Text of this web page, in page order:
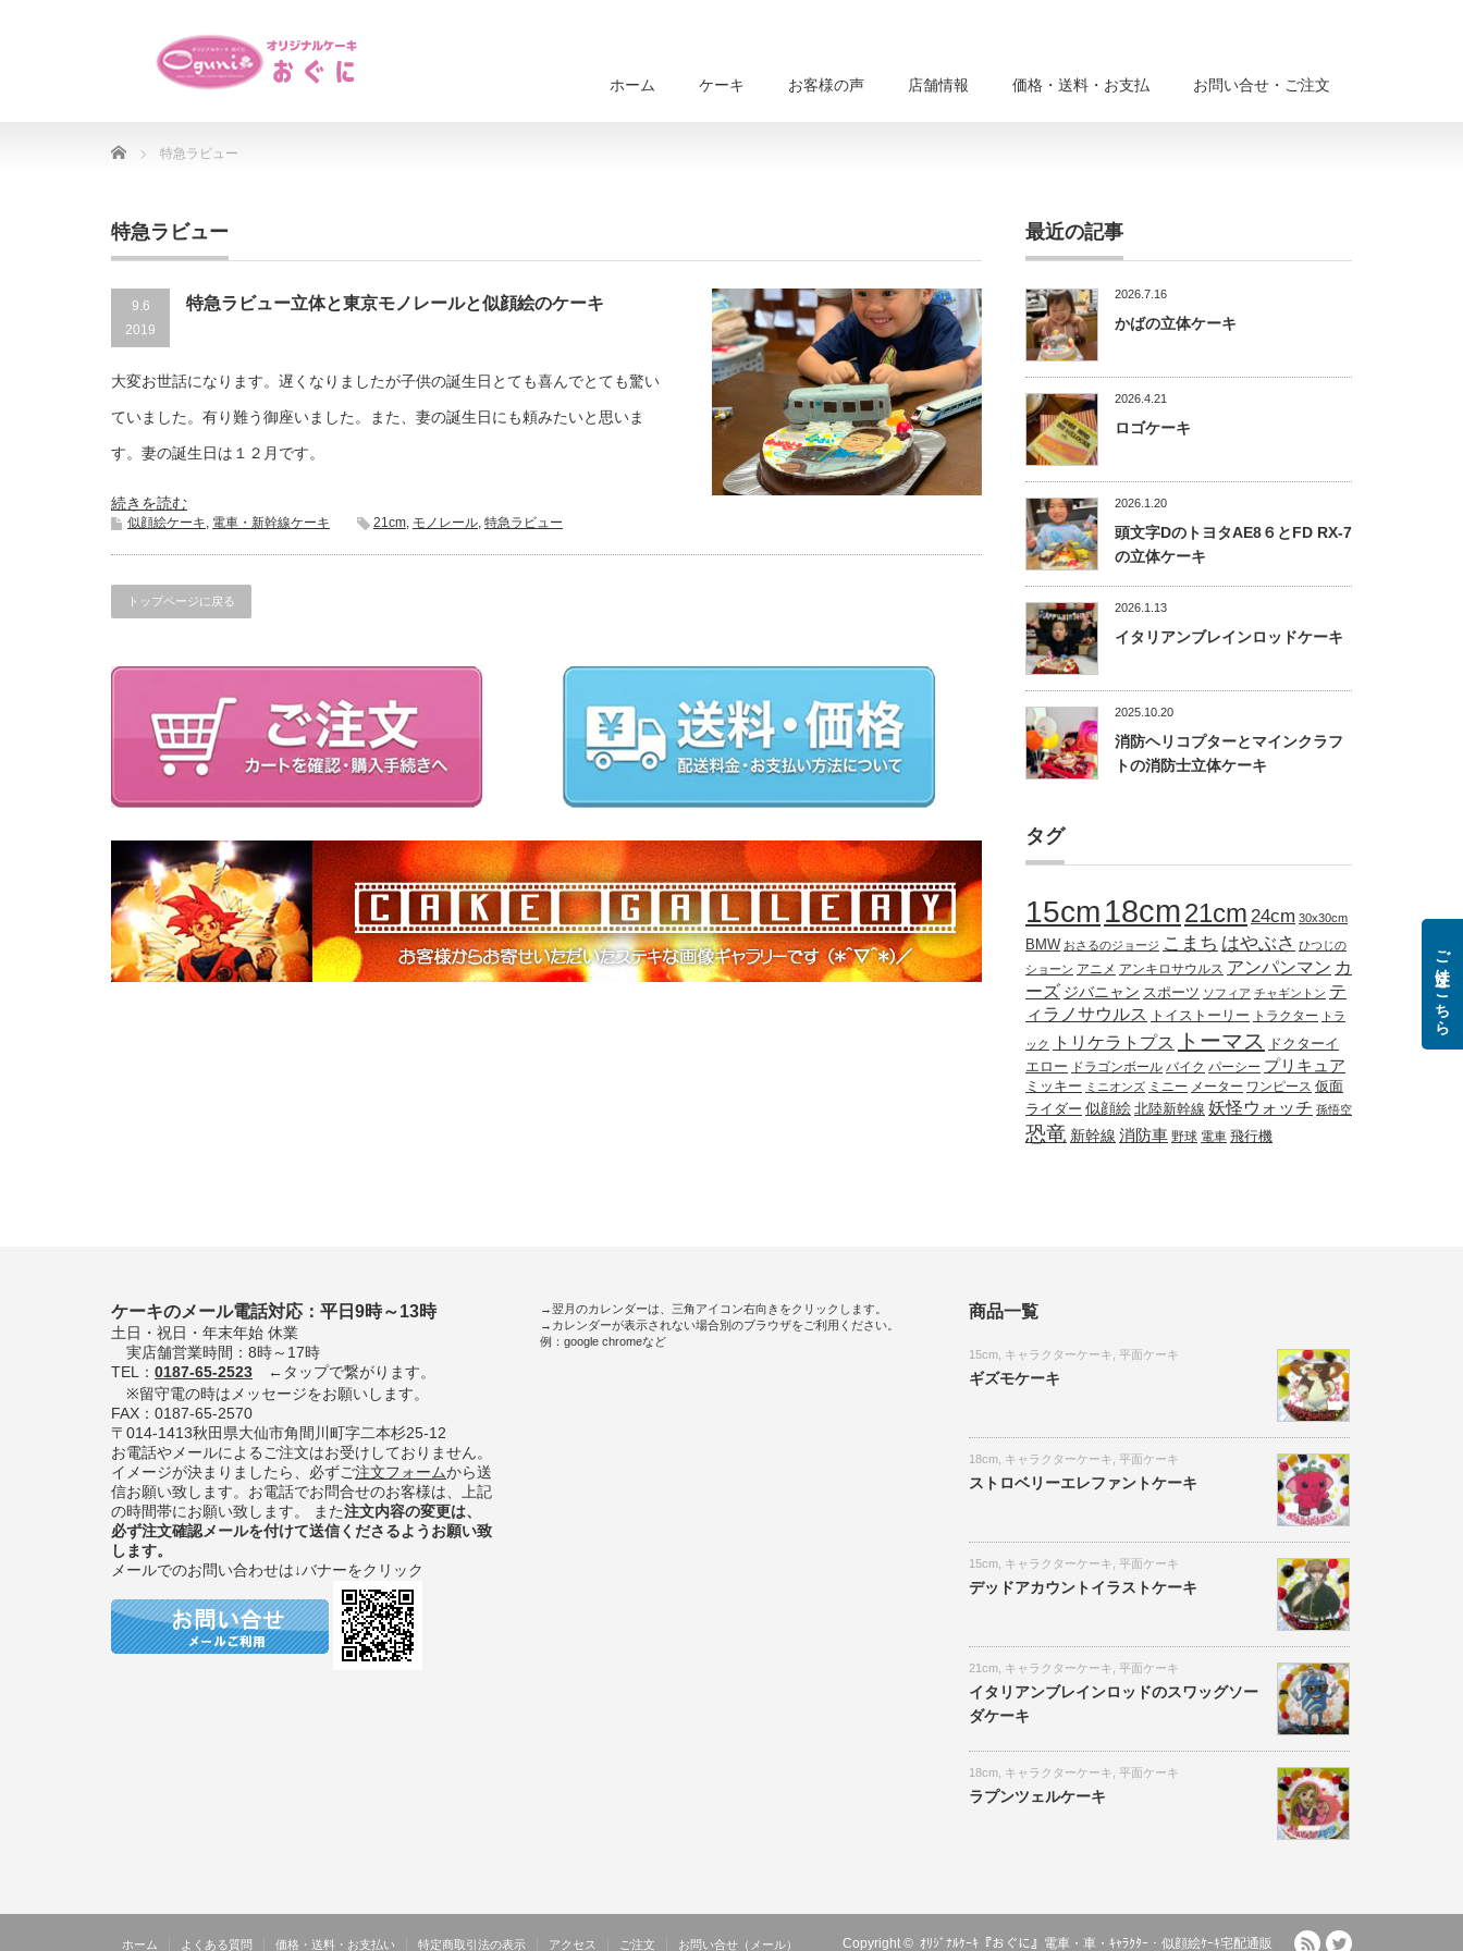
ホーム ケーキ お客様の声 店舗情報 価格・送料・お支払 お問い合せ・ご注文
Home 特急ラビュー
特急ラビュー
9.6
2019
特急ラビュー立体と東京モノレールと似顔絵のケーキ
大変お世話になります。遅くなりましたが子供の誕生日とても喜んでとても驚い
ていました。有り難う御座いました。また、妻の誕生日にも頼みたいと思いま
す。妻の誕生日は１２月です。
続きを読む
似顔絵ケーキ, 電車・新幹線ケーキ 21cm, モノレール, 特急ラビュー
トップページに戻る
最近の記事
2026.7.16
かばの立体ケーキ
2026.4.21
ロゴケーキ
2026.1.20
頭文字DのトヨタAE8６とFD RX-7
の立体ケーキ
2026.1.13
イタリアンブレインロッドケーキ
2025.10.20
消防ヘリコプターとマインクラフ
トの消防士立体ケーキ
タグ
15cm18cm21cm 24cm 30x30cm
BMW おさるのジョージ こまち はやぶさ ひつじの
ショーン アニメ アンキロサウルス アンパンマン カ
ーズ ジバニャン スポーツ ソフィア チャギントン テ
ィラノサウルス
トイストーリー トラクター トラ
ック トリケラトプス トーマス
ドクターイ
エロー
ドラゴンボール バイク パーシー プリキュア
ミッキー ミニオンズ ミニー メーター ワンピース 仮面
ライダー 似顔絵 北陸新幹線 妖怪ウォッチ 孫悟空
恐竜 新幹線 消防車 野球 電車 飛行機
ケーキのメール電話対応：平日9時～13時
土日・祝日・年末年始 休業
実店舗営業時間：8時～17時
TEL： 0187-65-2523 ←タップで繋がります。
※留守電の時はメッセージをお願いします。
FAX：0187-65-2570
〒014-1413秋田県大仙市角間川町字二本杉25-12
お電話やメールによるご注文はお受けしておりません。
イメージが決まりましたら、必ずご注文フォームから送
信お願い致します。お電話でお問合せのお客様は、上記
の時間帯にお願い致します。 また注文内容の変更は、
必ず注文確認メールを付けて送信くださるようお願い致
します。
メールでのお問い合わせは↓バナーをクリック
→翌月のカレンダーは、三角アイコン右向きをクリックします。
→カレンダーが表示されない場合別のブラウザをご利用ください。
例：google chromeなど
商品一覧
15cm キャラクターケーキ 平面ケーキ
ギズモケーキ
18cm キャラクターケーキ 平面ケーキ
ストロベリーエレファントケーキ
15cm キャラクターケーキ 平面ケーキ
デッドアカウントイラストケーキ
21cm キャラクターケーキ 平面ケーキ
イタリアンブレインロッドのスワッグソー
ダケーキ
18cm キャラクターケーキ 平面ケーキ
ラプンツェルケーキ
ホーム よくある質問 価格・送料・お支払い 特定商取引法の表示 アクセス ご注文 お問い合せ（メール）
RSS
Copyright © ｵﾘｼﾞﾅﾙｹｰｷ『おぐに』電車・車・ｷｬﾗｸﾀｰ・似顔絵ｹｰｷ宅配通販
ご注文はこちら